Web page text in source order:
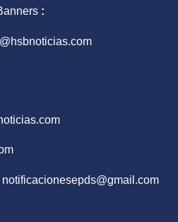
:
notificacionesepds@gmail.com